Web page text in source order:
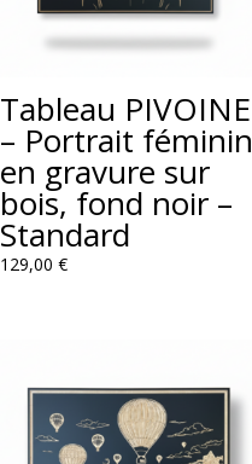
Tableau PIVOINE
– Portrait féminin
en gravure sur
bois, fond noir –
Standard
129,00 €